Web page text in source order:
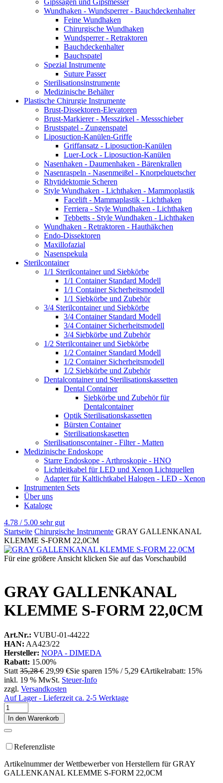
Gipssägen und Gipsmesser
Wundhaken - Wundsperrer - Bauchdeckenhalter
Feine Wundhaken
Chirurgische Wundhaken
Wundsperrer - Retraktoren
Bauchdeckenhalter
Bauchspatel
Spezial Instrumente
Suture Passer
Sterilisationsinstrumente
Medizinische Behälter
Plastische Chirurgie Instrumente
Brust-Dissektoren-Elevatoren
Brust-Markierer - Messzirkel - Messschieber
Brustspatel - Zungenspatel
Liposuction-Kanülen-Griffe
Griffansatz - Liposuction-Kanülen
Luer-Lock - Liposuction-Kanülen
Nasenhaken - Daumenhaken - Bärenkrallen
Nasenraspeln - Nasenmeißel - Knorpelquetscher
Rhytidektomie Scheren
Style Wundhaken - Lichthaken - Mammoplastik
Facelift - Mammaplastik - Lichthaken
Ferriera - Style Wundhaken - Lichthaken
Tebbetts - Style Wundhaken - Lichthaken
Wundhaken - Retraktoren - Hauthäkchen
Endo-Dissektoren
Maxillofazial
Nasenspekula
Sterilcontainer
1/1 Sterilcontainer und Siebkörbe
1/1 Container Standard Modell
1/1 Container Sicherheitsmodell
1/1 Siebkörbe und Zubehör
3/4 Sterilcontainer und Siebkörbe
3/4 Container Standard Modell
3/4 Container Sicherheitsmodell
3/4 Siebkörbe und Zubehör
1/2 Sterilcontainer und Siebkörbe
1/2 Container Standard Modell
1/2 Container Sicherheitsmodell
1/2 Siebkörbe und Zubehör
Dentalcontainer und Sterilisationskassetten
Dental Container
Siebkörbe und Zubehör für
Dentalcontainer
Optik Sterilisationskassetten
Bürsten Container
Sterilisationskasetten
Sterilisationscontainer - Filter - Matten
Medizinische Endoskope
Starre Endoskope - Arthroskopie - HNO
Lichtleitkabel für LED und Xenon Lichtquellen
Adapter für Kaltlichtkabel Halogen - LED - Xenon
Instrumenten Sets
Über uns
Kataloge
4.78 / 5.00 sehr gut
Startseite Chirurgische Instrumente GRAY GALLENKANAL
KLEMME S-FORM 22,0CM
Für eine größere Ansicht klicken Sie auf das Vorschaubild
GRAY GALLENKANAL
KLEMME S-FORM 22,0CM
Art.Nr.: VUBU-01-44222
HAN: AA423/22
Hersteller: NOPA - DIMEDA
Rabatt: 15.00%
Statt 35,28 € 29,99 €Sie sparen 15% / 5,29 €Artikelrabatt: 15%
inkl. 19 % MwSt. Steuer-Info
zzgl. Versandkosten
Auf Lager - Lieferzeit ca. 2-5 Werktage
In den Warenkorb
Referenzliste
Artikelnummer der Wettbewerber von Herstellern für GRAY
GALLENKANAL KLEMME S-FORM 22,0CM